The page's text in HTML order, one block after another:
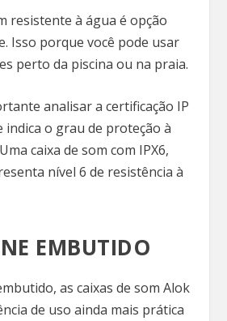
resistente à água é opção
Isso porque você pode usar
perto da piscina ou na praia.
analisar a certificação IP
indica o grau de proteção à
caixa de som com IPX6,
nível 6 de resistência à
EMBUTIDO
as caixas de som Alok
de uso ainda mais prática